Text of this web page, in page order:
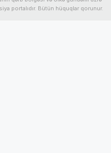
portalıdır. Bütün hüquqlar qorunur.